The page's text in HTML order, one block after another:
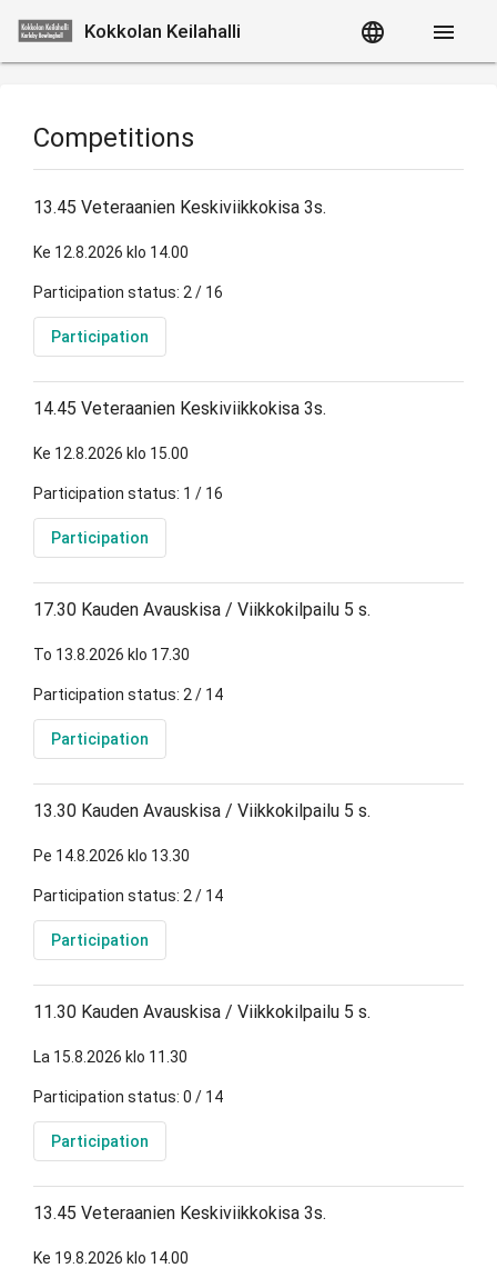
Kokkolan Keilahalli language menu
Competitions
13.45 Veteraanien Keskiviikkokisa 3s.
Ke 12.8.2026 klo 14.00
Participation status: 2 / 16
Participation
14.45 Veteraanien Keskiviikkokisa 3s.
Ke 12.8.2026 klo 15.00
Participation status: 1 / 16
Participation
17.30 Kauden Avauskisa / Viikkokilpailu 5 s.
To 13.8.2026 klo 17.30
Participation status: 2 / 14
Participation
13.30 Kauden Avauskisa / Viikkokilpailu 5 s.
Pe 14.8.2026 klo 13.30
Participation status: 2 / 14
Participation
11.30 Kauden Avauskisa / Viikkokilpailu 5 s.
La 15.8.2026 klo 11.30
Participation status: 0 / 14
Participation
13.45 Veteraanien Keskiviikkokisa 3s.
Ke 19.8.2026 klo 14.00